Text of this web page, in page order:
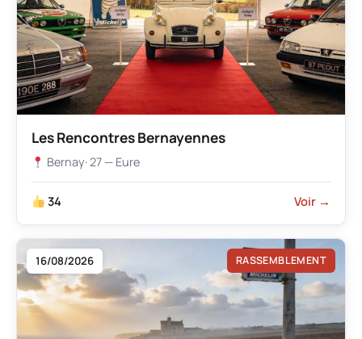
Les Rencontres Bernayennes
Bernay· 27 — Eure
34 Voir →
16/08/2026 RASSEMBLEMENT